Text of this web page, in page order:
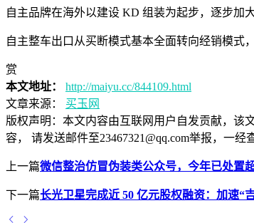
自主品牌在海外以建设 KD 组装为起步，逐步加
自主整车出口从买断模式基本全面转向经销模式
赏
本文地址：
http://maiyu.cc/844109.html
文章来源：
买玉网
版权声明： 本文内容由互联网用户自发贡献，该
容， 请发送邮件至23467321@qq.com举报，一
上一篇微信整治仿冒伪装类公众号，今年已处置
下一篇长光卫星完成近 50 亿元股权融资：加速“